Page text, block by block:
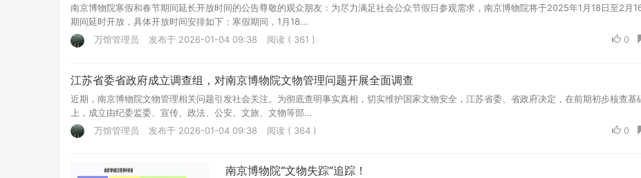
南京博物院寒假和春节期间延长开放时间的公告尊敬的观众朋友：为尽力满足社会公众节假日参观需求，南京博物院将于2025年1月18日至2月
期间延时开放，具体开放时间安排如下：寒假期间，1月18...
0
万馆管理员 发布于 2026-01-04 09:38 阅读 ( 361 )
江苏省委省政府成立调查组，对南京博物院文物管理问题开展全面调查
近期，南京博物院文物管理相关问题引发社会关注。为彻底查明事实真相，切实维护国家文物安全，江苏省委、省政府决定，在前期初步核查基
上，成立由纪委监委、宣传、政法、公安、文旅、文物等部...
0
万馆管理员 发布于 2026-01-04 09:38 阅读 ( 364 )
南京博物院“文物失踪”追踪！